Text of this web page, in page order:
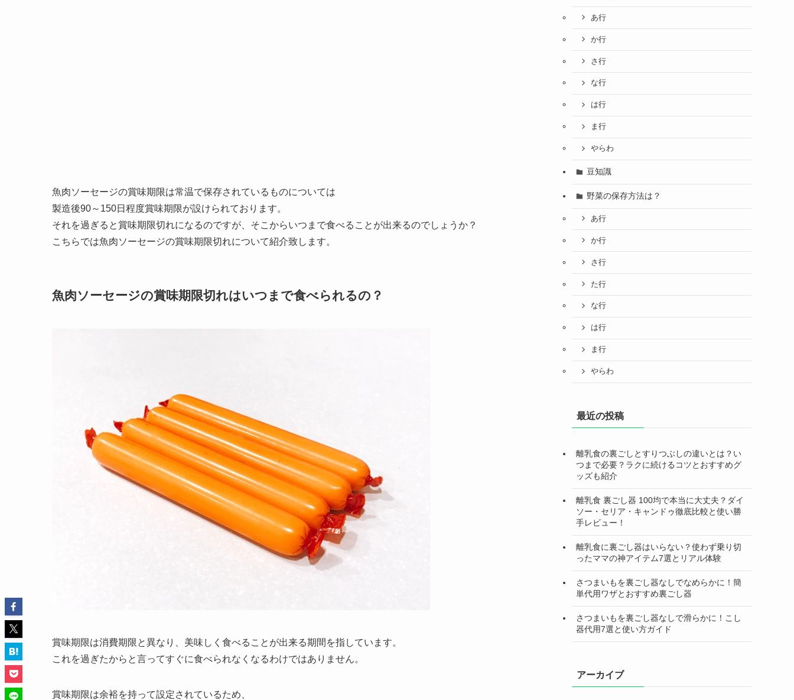
魚肉ソーセージの賞味期限は常温で保存されているものについては
製造後90～150日程度賞味期限が設けられております。
それを過ぎると賞味期限切れになるのですが、そこからいつまで食べることが出来るのでしょうか？
こちらでは魚肉ソーセージの賞味期限切れについて紹介致します。
魚肉ソーセージの賞味期限切れはいつまで食べられるの？
賞味期限は消費期限と異なり、美味しく食べることが出来る期間を指しています。
これを過ぎたからと言ってすぐに食べられなくなるわけではありません。
賞味期限は余裕を持って設定されているため、
あ行
か行
さ行
な行
は行
ま行
やらわ
豆知識
野菜の保存方法は？
あ行
か行
さ行
た行
な行
は行
ま行
やらわ
最近の投稿
離乳食の裏ごしとすりつぶしの違いとは？い
つまで必要？ラクに続けるコツとおすすめグ
ッズも紹介
離乳食 裏ごし器 100均で本当に大丈夫？ダイ
ソー・セリア・キャンドゥ徹底比較と使い勝
手レビュー！
離乳食に裏ごし器はいらない？使わず乗り切
ったママの神アイテム7選とリアル体験
さつまいもを裏ごし器なしでなめらかに！簡
単代用ワザとおすすめ裏ごし器
さつまいもを裏ごし器なしで滑らかに！こし
器代用7選と使い方ガイド
アーカイブ